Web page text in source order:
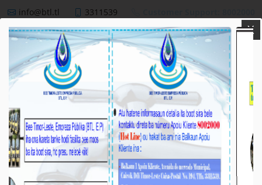
info@btl.tl 3311539
BTL,E.P
NEWS
X